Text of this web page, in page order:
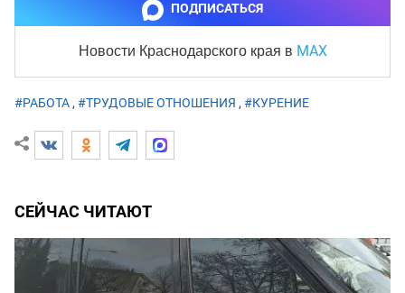
ПОДПИСАТЬСЯ
Новости Краснодарского края в MAX
#РАБОТА, #ТРУДОВЫЕ ОТНОШЕНИЯ , #КУРЕНИЕ
СЕЙЧАС ЧИТАЮТ